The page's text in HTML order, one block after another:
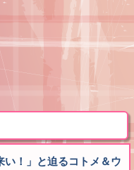
い！」と迫るコトメ＆ウ